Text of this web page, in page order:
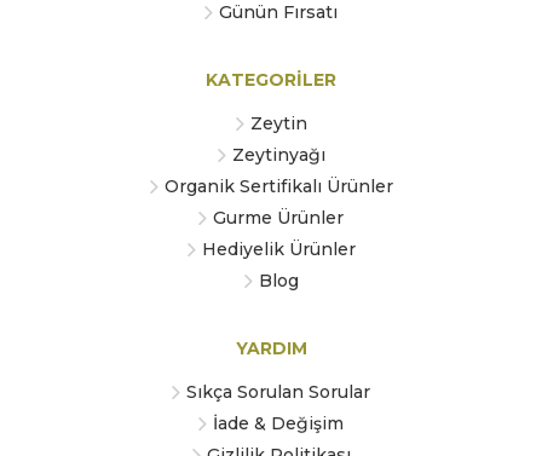
Günün Fırsatı
KATEGORİLER
Zeytin
Zeytinyağı
Organik Sertifikalı Ürünler
Gurme Ürünler
Hediyelik Ürünler
Blog
YARDIM
Sıkça Sorulan Sorular
İade & Değişim